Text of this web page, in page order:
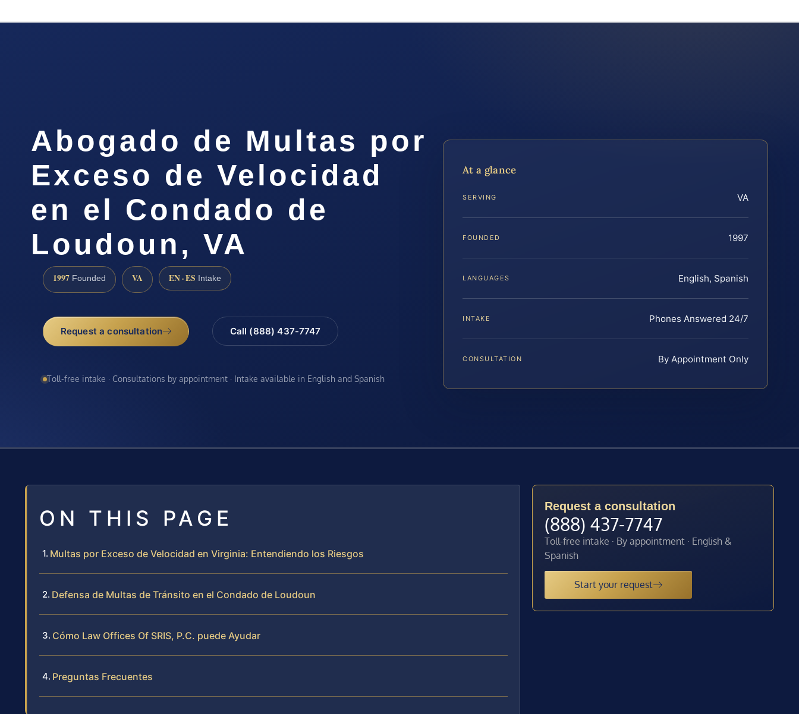
Abogado de Multas por
Exceso de Velocidad
en el Condado de
Loudoun, VA
1997 Founded VA EN · ES Intake
Request a consultation Call (888) 437-7747
Toll-free intake · Consultations by appointment · Intake available in English and Spanish
At a glance
SERVING VA
FOUNDED 1997
LANGUAGES English, Spanish
INTAKE Phones Answered 24/7
CONSULTATION By Appointment Only
ON THIS PAGE
Multas por Exceso de Velocidad en Virginia: Entendiendo los Riesgos
Defensa de Multas de Tránsito en el Condado de Loudoun
Cómo Law Offices Of SRIS, P.C. puede Ayudar
Preguntas Frecuentes
Request a consultation
(888) 437-7747
Toll-free intake · By appointment · English &
Spanish
Start your request